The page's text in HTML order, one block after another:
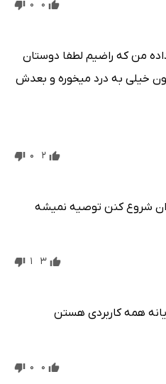
0
0
من که راضیم لطفا دوستان
خیلی به درد میخوره و بعدش
2
0
شروع کنن توصیه نمیشه
3
1
همه کاربردی هستن
0
0